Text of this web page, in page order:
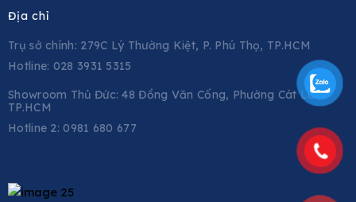
Địa chỉ
Trụ sở chính: 279C Lý Thường Kiệt, P. Phú Thọ, TP.HCM
Hotline: 028 3931 5315
Showroom Thủ Đức: 48 Đồng Văn Cống, Phường Cát Lái,
TP.HCM
Hotline 2:0981 680 677